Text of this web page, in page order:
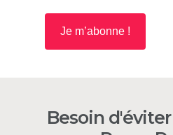
Besoin